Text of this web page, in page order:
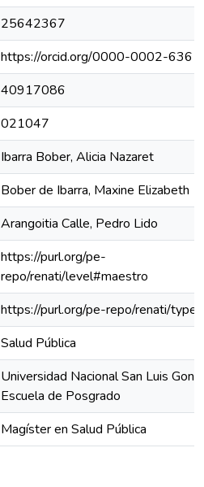
25642367
https://orcid.org/0000-0002-
40917086
021047
Ibarra Bober, Alicia Nazaret
Bober de Ibarra, Maxine Elizabeth
Arangoitia Calle, Pedro Lido
https://purl.org/pe-
repo/renati/level#maestro
https://purl.org/pe-repo/renati/
Salud Pública
Universidad Nacional San Luis
Escuela de Posgrado
Magíster en Salud Pública